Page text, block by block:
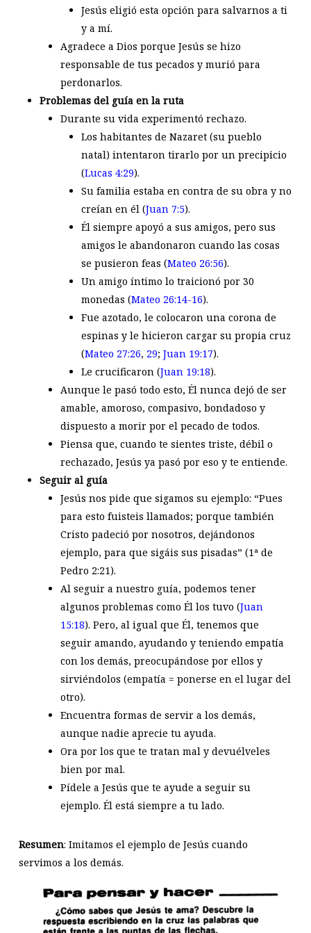
Jesús eligió esta opción para salvarnos a ti
y a mí.
Agradece a Dios porque Jesús se hizo
responsable de tus pecados y murió para
perdonarlos.
Problemas del guía en la ruta
Durante su vida experimentó rechazo.
Los habitantes de Nazaret (su pueblo
natal) intentaron tirarlo por un precipicio
(Lucas 4:29).
Su familia estaba en contra de su obra y no
creían en él (Juan 7:5).
Él siempre apoyó a sus amigos, pero sus
amigos le abandonaron cuando las cosas
se pusieron feas (Mateo 26:56).
Un amigo íntimo lo traicionó por 30
monedas (Mateo 26:14-16).
Fue azotado, le colocaron una corona de
espinas y le hicieron cargar su propia cruz
(Mateo 27:26, 29; Juan 19:17).
Le crucificaron (Juan 19:18).
Aunque le pasó todo esto, Él nunca dejó de ser
amable, amoroso, compasivo, bondadoso y
dispuesto a morir por el pecado de todos.
Piensa que, cuando te sientes triste, débil o
rechazado, Jesús ya pasó por eso y te entiende.
Seguir al guía
Jesús nos pide que sigamos su ejemplo: “Pues
para esto fuisteis llamados; porque también
Cristo padeció por nosotros, dejándonos
ejemplo, para que sigáis sus pisadas” (1ª de
Pedro 2:21).
Al seguir a nuestro guía, podemos tener
algunos problemas como Él los tuvo (Juan
15:18). Pero, al igual que Él, tenemos que
seguir amando, ayudando y teniendo empatía
con los demás, preocupándose por ellos y
sirviéndolos (empatía = ponerse en el lugar del
otro).
Encuentra formas de servir a los demás,
aunque nadie aprecie tu ayuda.
Ora por los que te tratan mal y devuélveles
bien por mal.
Pídele a Jesús que te ayude a seguir su
ejemplo. Él está siempre a tu lado.
Resumen: Imitamos el ejemplo de Jesús cuando
servimos a los demás.